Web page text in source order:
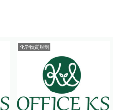
化学物質規制